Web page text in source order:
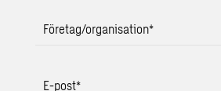
Företag/organisation*
E-post*